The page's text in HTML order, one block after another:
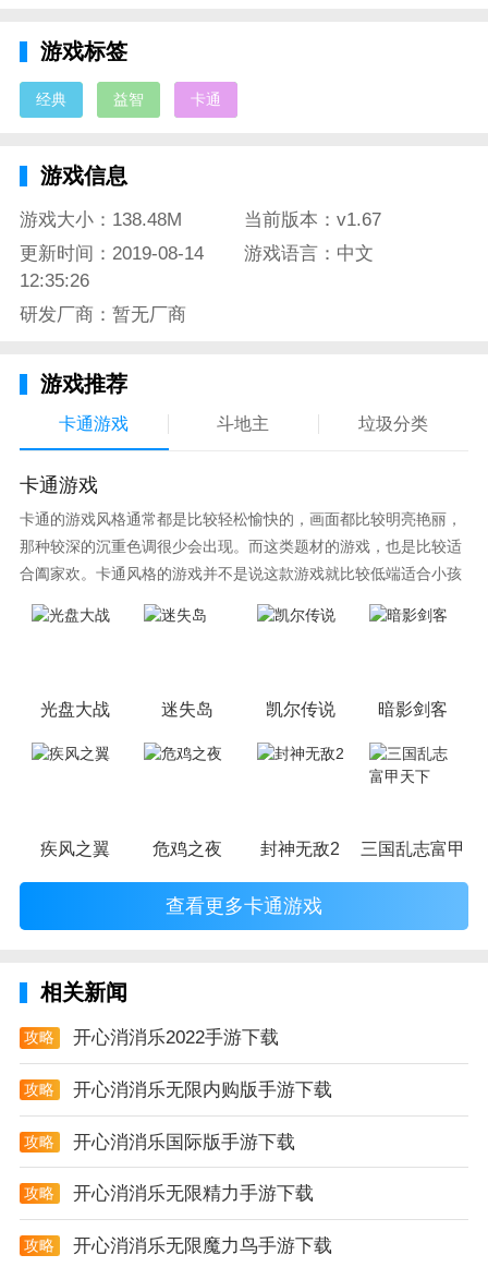
游戏标签
经典 益智 卡通
游戏信息
游戏大小：138.48M
当前版本：v1.67
更新时间：2019-08-14
12:35:26
游戏语言：中文
研发厂商：暂无厂商
游戏推荐
卡通游戏 斗地主 垃圾分类
卡通游戏
卡通的游戏风格通常都是比较轻松愉快的，画面都比较明亮艳丽，
那种较深的沉重色调很少会出现。而这类题材的游戏，也是比较适
合阖家欢。卡通风格的游戏并不是说这款游戏就比较低端适合小孩
子玩，因为很多游戏厂商会故意把游戏中添加进入卡通元素，这也
可以说是一种勾起大家兴趣的手段！身边有好友能够在一起游戏的
光盘大战 迷失岛 凯尔传说 暗影剑客
疾风之翼 危鸡之夜 封神无敌2 三国乱志富甲天
查看更多卡通游戏
相关新闻
攻略 开心消消乐2022手游下载
攻略 开心消消乐无限内购版手游下载
攻略 开心消消乐国际版手游下载
攻略 开心消消乐无限精力手游下载
攻略 开心消消乐无限魔力鸟手游下载